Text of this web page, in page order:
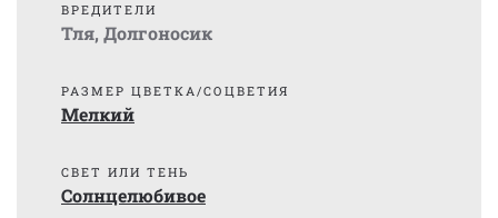
ВРЕДИТЕЛИ
Тля, Долгоносик
РАЗМЕР ЦВЕТКА/СОЦВЕТИЯ
Мелкий
СВЕТ ИЛИ ТЕНЬ
Солнцелюбивое